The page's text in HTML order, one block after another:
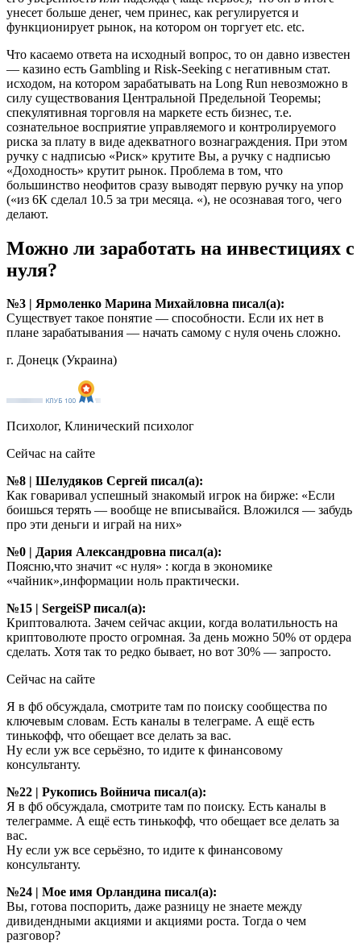
унесет больше денег, чем принес, как регулируется и
функционирует рынок, на котором он торгует etc. etc.
Что касаемо ответа на исходный вопрос, то он давно известен
— казино есть Gambling и Risk-Seeking с негативным стат.
исходом, на котором зарабатывать на Long Run невозможно в
силу существования Центральной Предельной Теоремы;
спекулятивная торговля на маркете есть бизнес, т.е.
сознательное восприятие управляемого и контролируемого
риска за плату в виде адекватного вознаграждения. При этом
ручку с надписью «Риск» крутите Вы, а ручку с надписью
«Доходность» крутит рынок. Проблема в том, что
большинство неофитов сразу выводят первую ручку на упор
(«из 6К сделал 10.5 за три месяца. «), не осознавая того, чего
делают.
Можно ли заработать на инвестициях с
нуля?
№3 | Ярмоленко Марина Михайловна писал(а):
Существует такое понятие — способности. Если их нет в
плане зарабатывания — начать самому с нуля очень сложно.
г. Донецк (Украина)
Психолог, Клинический психолог
Сейчас на сайте
№8 | Шелудяков Сергей писал(а):
Как говаривал успешный знакомый игрок на бирже: «Если
боишься терять — вообще не вписывайся. Вложился — забудь
про эти деньги и играй на них»
№0 | Дария Александровна писал(а):
Поясню,что значит «с нуля» : когда в экономике
«чайник»,информации ноль практически.
№15 | SergeiSP писал(а):
Криптовалюта. Зачем сейчас акции, когда волатильность на
криптоволюте просто огромная. За день можно 50% от ордера
сделать. Хотя так то редко бывает, но вот 30% — запросто.
Сейчас на сайте
Я в фб обсуждала, смотрите там по поиску сообщества по
ключевым словам. Есть каналы в телеграме. А ещё есть
тинькофф, что обещает все делать за вас.
Ну если уж все серьёзно, то идите к финансовому
консультанту.
№22 | Рукопись Войнича писал(а):
Я в фб обсуждала, смотрите там по поиску. Есть каналы в
телеграмме. А ещё есть тинькофф, что обещает все делать за
вас.
Ну если уж все серьёзно, то идите к финансовому
консультанту.
№24 | Мое имя Орландина писал(а):
Вы, готова поспорить, даже разницу не знаете между
дивидендными акциями и акциями роста. Тогда о чем
разговор?